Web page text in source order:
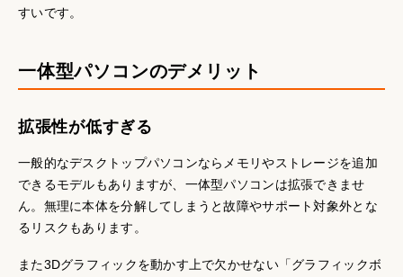
すいです。
一体型パソコンのデメリット
拡張性が低すぎる
一般的なデスクトップパソコンならメモリやストレージを追加
できるモデルもありますが、一体型パソコンは拡張できませ
ん。無理に本体を分解してしまうと故障やサポート対象外とな
るリスクもあります。
また3Dグラフィックを動かす上で欠かせない「グラフィックボ